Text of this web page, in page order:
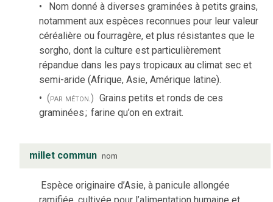
Nom donné à diverses graminées à petits grains,
notamment aux espèces reconnues pour leur valeur
céréalière ou fourragère, et plus résistantes que le
sorgho, dont la culture est particulièrement
répandue dans les pays tropicaux au climat sec et
semi-aride (Afrique, Asie, Amérique latine).
(par méton.) Grains petits et ronds de ces
graminées; farine qu’on en extrait.
millet commun nom
Espèce originaire d’Asie, à panicule allongée